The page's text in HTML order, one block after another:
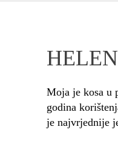
Moja je kosa u
godina
je najvrjednije